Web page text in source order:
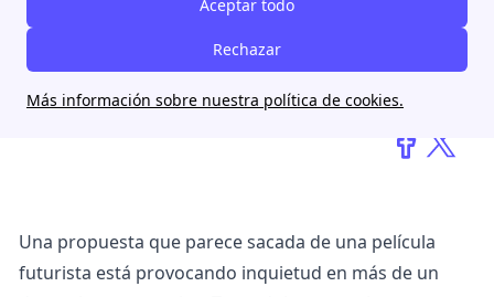
Aceptar todo
Rechazar
Más información sobre nuestra política de cookies.
Maria Moreno
12 mai 2025
Una propuesta que parece sacada de una película
futurista está provocando inquietud en más de un